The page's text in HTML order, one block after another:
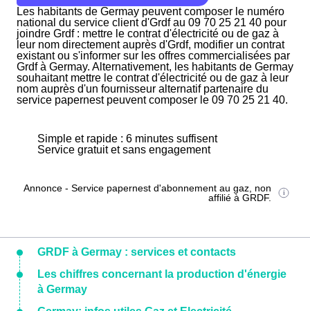
Les habitants de Germay peuvent composer le numéro
national du service client d'Grdf au 09 70 25 21 40 pour
joindre Grdf : mettre le contrat d'électricité ou de gaz à
leur nom directement auprès d'Grdf, modifier un contrat
existant ou s'informer sur les offres commercialisées par
Grdf à Germay. Alternativement, les habitants de Germay
souhaitant mettre le contrat d'électricité ou de gaz à leur
nom auprès d'un fournisseur alternatif partenaire du
service papernest peuvent composer le 09 70 25 21 40.
Simple et rapide : 6 minutes suffisent
Service gratuit et sans engagement
Annonce - Service papernest d'abonnement au gaz, non
affilié à GRDF.
GRDF à Germay : services et contacts
Les chiffres concernant la production d'énergie
à Germay